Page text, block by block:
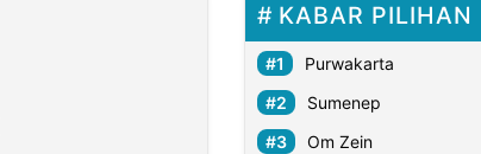
KABAR PILIHAN
Purwakarta
Sumenep
Om Zein